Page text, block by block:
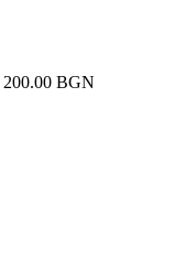
200.00 BGN